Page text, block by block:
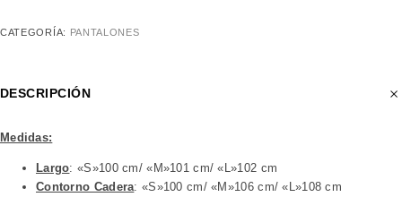
CATEGORÍA: PANTALONES
DESCRIPCIÓN
Medidas:
Largo: «S»100 cm/ «M»101 cm/ «L»102 cm
Contorno Cadera: «S»100 cm/ «M»106 cm/ «L»108 cm